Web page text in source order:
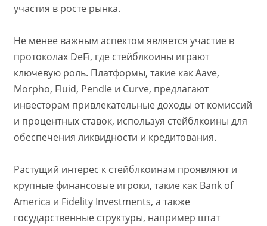
участия в росте рынка.
Не менее важным аспектом является участие в
протоколах DeFi, где стейблкоины играют
ключевую роль. Платформы, такие как Aave,
Morpho, Fluid, Pendle и Curve, предлагают
инвесторам привлекательные доходы от комиссий
и процентных ставок, используя стейблкоины для
обеспечения ликвидности и кредитования.
Растущий интерес к стейблкоинам проявляют и
крупные финансовые игроки, такие как Bank of
America и Fidelity Investments, а также
государственные структуры, например штат